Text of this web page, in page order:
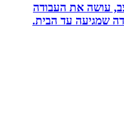
את העבודה
עד הבית.